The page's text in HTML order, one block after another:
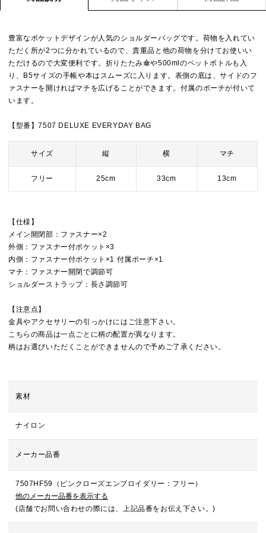
豊富なポケットデザインが人気のショルダーバッグです。荷物を入れてい
ただく所が2つに分かれているので、貴重品と他の荷物を分けてお使いい
ただけるので大変便利です。折りたたみ傘や500mlのペットボトルも入
り、B5サイズの手帳や本はスムーズに入ります。表側の底は、サイドのフ
ァスナーを開ければマチを広げることができます。付属のポーチが付いて
います。
【型番】7507 DELUXE EVERYDAY BAG
サイズ 縦 横 マチ
フリー 25cm 33cm 13cm
【仕様】
メイン開閉部：ファスナー×2
外側：ファスナー付ポケット×3
内側：ファスナー付ポケット×1 付属ポーチ×1
マチ：ファスナー開閉で調節可
ショルダーストラップ：長さ調節可
【注意点】
金具やアクセサリーの引っかけにはご注意下さい。
こちらの商品は一点ごとに柄の配置が異なります。
柄はお選びいただくことができませんので予めご了承ください。
素材
ナイロン
メーカー品番
7507HF59（ピンクローズエンブロイダリー：フリー）
他のメーカー品番を表示する
(店舗でお問い合わせの際には、上記品番をお伝え下さい。)